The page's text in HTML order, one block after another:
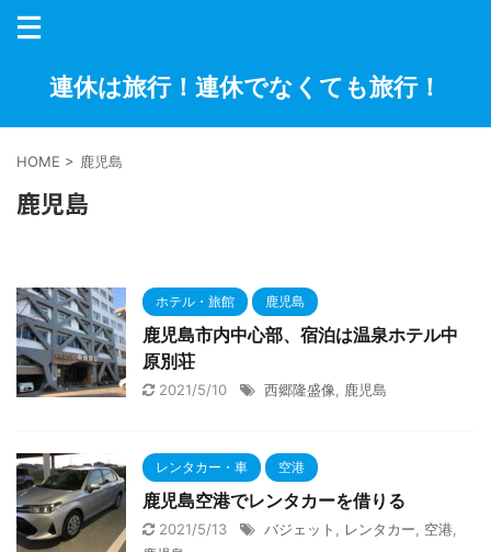
連休は旅行！連休でなくても旅行！
HOME > 鹿児島
鹿児島
ホテル・旅館 鹿児島
鹿児島市内中心部、宿泊は温泉ホテル中
原別荘
2021/5/10 西郷隆盛像 鹿児島
レンタカー・車 空港
鹿児島空港でレンタカーを借りる
2021/5/13 バジェット レンタカー 空港